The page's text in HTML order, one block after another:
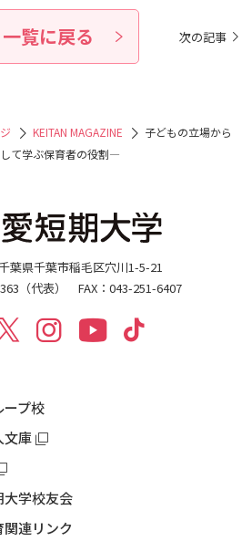
一覧に戻る 次の記事
KEITAN MAGAZINE
子どもの立場から
て学ぶ保育者の役割―
葉県千葉市稲毛区穴川1-5-21
（代表） FAX：043-251-6407
ープ校
文庫
大学校友会
連リンク